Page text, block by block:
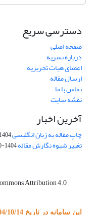
دسترسی سریع
صفحه اصلی
درباره نشریه
اعضای هیات تحریریه
ارسال مقاله
تماس با ما
نقشه سایت
آخرین اخبار
چاپ مقاله به زبان انگلیسی1404-11-26
تغییر شیوه نگارش مقاله1404-10-01
Attribution 4.0
این سامانه در تاریخ 1404/10/14 به روزرسانی شد.